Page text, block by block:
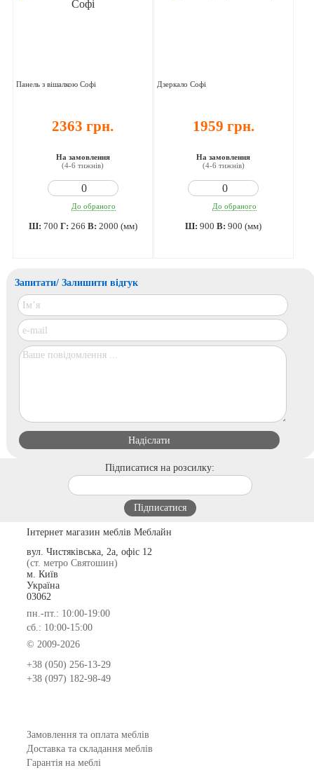
Панель з вішалкою Софі
2363 грн.
На замовлення
(4-6 тижнів)
До обраного
Ш: 700 Г: 266 В: 2000 (мм)
Дзеркало Софі
1959 грн.
На замовлення
(4-6 тижнів)
До обраного
Ш:900 В:900 (мм)
Запитати/ Залишити відгук
Підписатися на розсилку:
Інтернет магазин меблів Меблайн
вул. Чистяківська, 2а, офіс 12
(ст. метро Святошин)
м. Київ
Україна
03062
пн.-пт.: 10:00-19:00
сб.: 10:00-15:00
© 2009-2026
+38 (050) 256-13-29
+38 (097) 182-98-49
Замовлення та оплата меблів
Доставка та складання меблів
Гарантія на меблі